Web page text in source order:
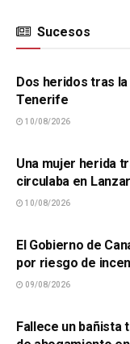
Sucesos
SUCESOS
Dos heridos tras
Tenerife
10/08/2026
Una mujer herida
circulaba en
10/08/2026
El Gobierno de
por riesgo de
09/08/2026
Fallece un bañista